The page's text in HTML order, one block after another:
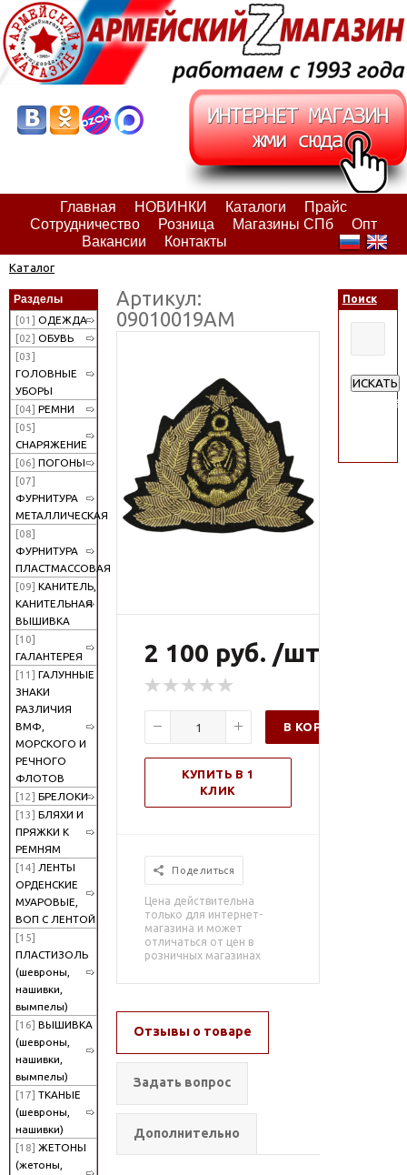
Главная НОВИНКИ Каталоги
Прайс
Сотрудничество
Розница Магазины СПб
Опт
Вакансии
Контакты
Каталог
Разделы
[01] ОДЕЖДА
[02] ОБУВЬ
[03]
ГОЛОВНЫЕ
УБОРЫ
[04] РЕМНИ
[05]
СНАРЯЖЕНИЕ
[06] ПОГОНЫ
[07]
ФУРНИТУРА
МЕТАЛЛИЧЕСКАЯ
[08]
ФУРНИТУРА
ПЛАСТМАССОВАЯ
[09] КАНИТЕЛЬ,
КАНИТЕЛЬНАЯ
ВЫШИВКА
[10]
ГАЛАНТЕРЕЯ
[11] ГАЛУННЫЕ
ЗНАКИ
РАЗЛИЧИЯ
ВМФ,
МОРСКОГО И
РЕЧНОГО
ФЛОТОВ
[12] БРЕЛОКИ
[13] БЛЯХИ И
ПРЯЖКИ К
РЕМНЯМ
[14] ЛЕНТЫ
ОРДЕНСКИЕ
МУАРОВЫЕ,
ВОП С ЛЕНТОЙ
[15]
ПЛАСТИЗОЛЬ
(шевроны,
нашивки,
вымпелы)
[16] ВЫШИВКА
(шевроны,
нашивки,
вымпелы)
[17] ТКАНЫЕ
(шевроны,
нашивки)
[18] ЖЕТОНЫ
(жетоны,
Артикул:
09010019АМ
2 100 руб. /шт
В КОРЗИНУ
КУПИТЬ В 1
КЛИК
Поделиться
Цена действительна
только для интернет-
магазина и может
отличаться от цен в
розничных магазинах
Отзывы о товаре
Задать вопрос
Дополнительно
Поиск
ИСКАТЬ